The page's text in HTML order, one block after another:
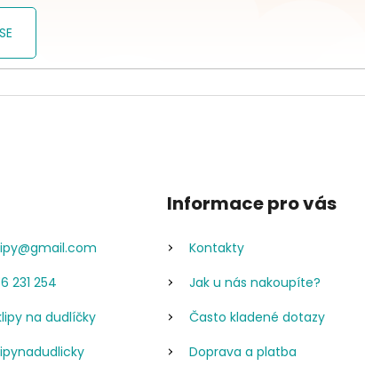
@gmail.com
231 254
na dudlíčky
Informace pro vás
Kontakty
Jak u nás nakoupíte?
Často kladené dotazy
Doprava a platba